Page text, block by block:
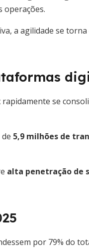
operações.
a agilidade se
se
5,9 milhões de
alta penetração de
por 79% do